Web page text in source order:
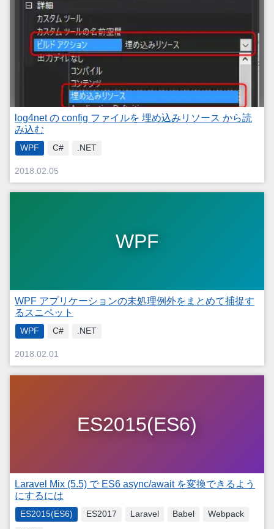
log4net の config ファイルを 埋め込みリソース から読
み込む
WPF C# .NET
2018.02.05
WPF
WPF アプリケーションの未処理例外をまとめて捕捉す
るスニペット
WPF C# .NET
2018.02.01
ES2015(ES6)
Laravel Mix (5.5) で ES6 async/await を変換できるよう
にするには
ES2015(ES6) ES2017 Laravel Babel Webpack